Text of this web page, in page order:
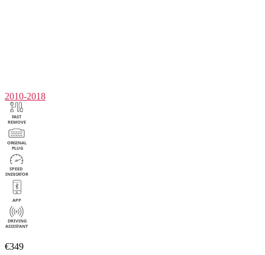
2010-2018
€349